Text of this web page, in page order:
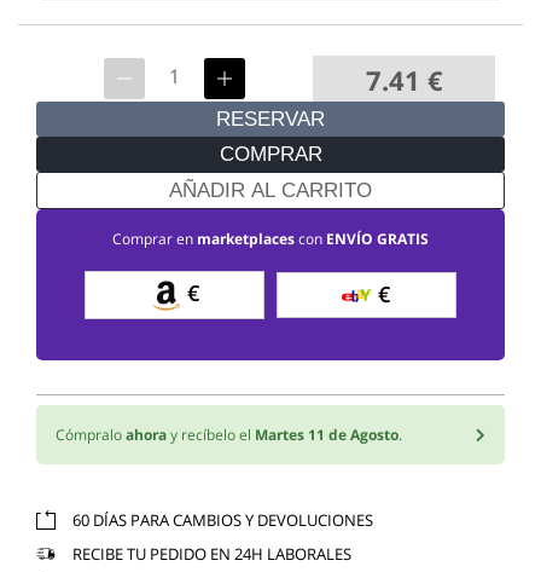
7.41 €
RESERVAR
COMPRAR
AÑADIR AL CARRITO
Comprar en marketplacescon ENVÍO GRATIS
€ €
Cómpraloahoray recíbelo el Martes 11 de Agosto.
60 DÍAS PARA CAMBIOS Y DEVOLUCIONES
RECIBE TU PEDIDO EN 24H LABORALES